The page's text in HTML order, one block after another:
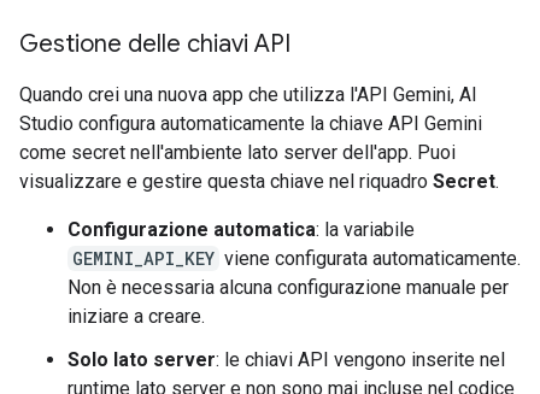
Gestione delle chiavi API
Quando crei una nuova app che utilizza l'API Gemini, AI
Studio configura automaticamente la chiave API Gemini
come secret nell'ambiente lato server dell'app. Puoi
visualizzare e gestire questa chiave nel riquadro Secret.
Configurazione automatica: la variabile
GEMINI_API_KEY viene configurata automaticamente.
Non è necessaria alcuna configurazione manuale per
iniziare a creare.
Solo lato server: le chiavi API vengono inserite nel
runtime lato server e non sono mai incluse nel codice